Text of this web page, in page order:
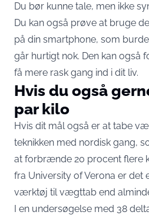
Du bør kunne tale, men ikke
Du kan også prøve at bruge
på din smartphone, som
går hurtigt nok. Den kan også
få mere rask gang ind i dit liv.
Hvis du også
par kilo
Hvis dit mål også er at tabe
teknikken med nordisk gang,
at forbrænde 20 procent flere
fra University of Verona er det
værktøj til vægttab end
I en undersøgelse med 38